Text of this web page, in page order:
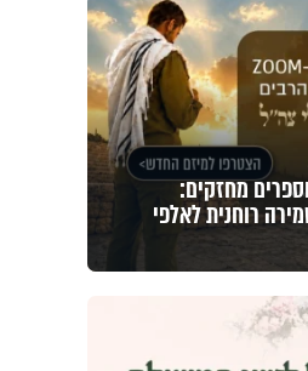
מחזקים:
רוחנית לאלפי